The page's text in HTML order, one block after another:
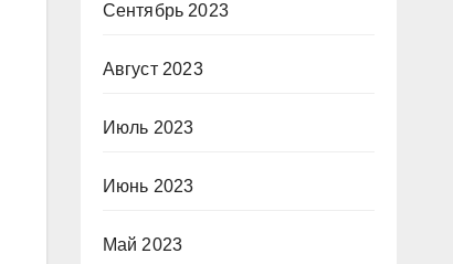
Сентябрь 2023
Август 2023
Июль 2023
Июнь 2023
Май 2023